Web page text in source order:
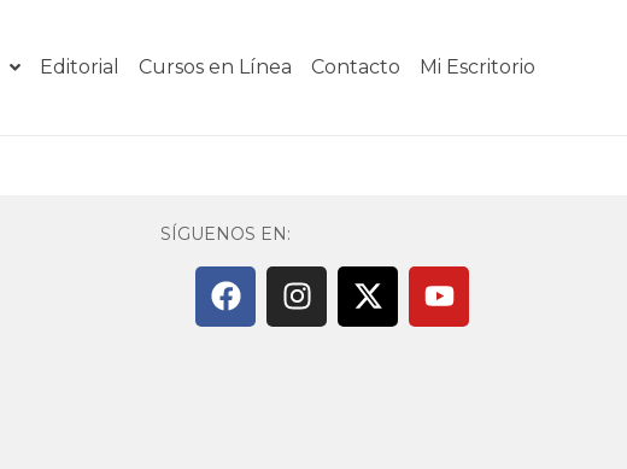
Editorial Cursos en Línea Contacto Mi Escritorio
SÍGUENOS EN: